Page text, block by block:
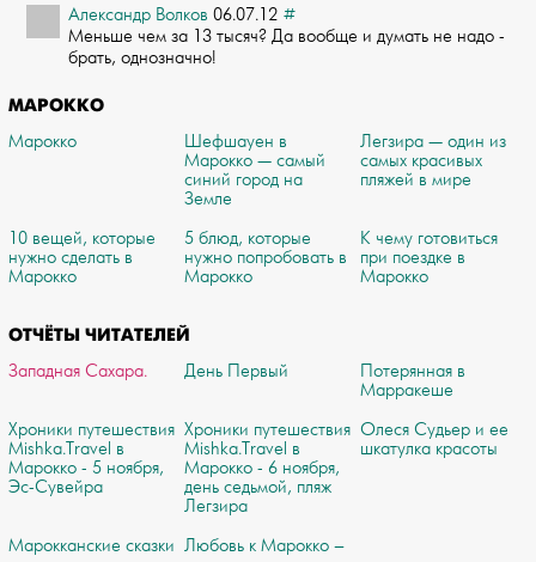
Александр Волков 06.07.12 #
Меньше чем за 13 тысяч? Да вообще и думать не надо -
брать, однозначно!
МАРОККО
Марокко
Шефшауен в
Марокко — самый
синий город на
Земле
Легзира — один из
самых красивых
пляжей в мире
10 вещей, которые
нужно сделать в
Марокко
5 блюд, которые
нужно попробовать в
Марокко
К чему готовиться
при поездке в
Марокко
ОТЧЁТЫ ЧИТАТЕЛЕЙ
Западная Сахара. День Первый
Потерянная в
Марракеше
Хроники путешествия
Mishka.Travel в
Марокко - 5 ноября,
Эс-Сувейра
Хроники путешествия
Mishka.Travel в
Марокко - 6 ноября,
день седьмой, пляж
Легзира
Олеся Судьер и ее
шкатулка красоты
Марокканские сказки Любовь к Марокко –